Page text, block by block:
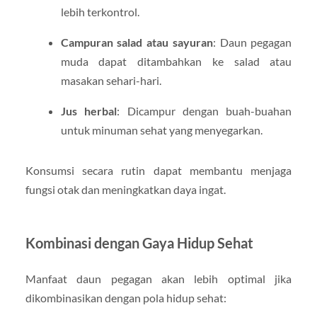
lebih terkontrol.
Campuran salad atau sayuran: Daun pegagan
muda dapat ditambahkan ke salad atau
masakan sehari-hari.
Jus herbal: Dicampur dengan buah-buahan
untuk minuman sehat yang menyegarkan.
Konsumsi secara rutin dapat membantu menjaga
fungsi otak dan meningkatkan daya ingat.
Kombinasi dengan Gaya Hidup Sehat
Manfaat daun pegagan akan lebih optimal jika
dikombinasikan dengan pola hidup sehat: